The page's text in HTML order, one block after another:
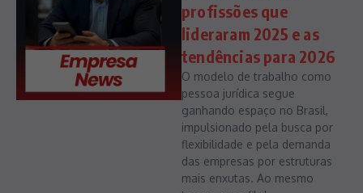
profissões que
lideraram 2025 e as
tendências para 2026
O modelo de trabalho como
pessoa jurídica segue
ganhando espaço no Brasil,
impulsionado pela busca por
flexibilidade e pela demanda
das empresas por estruturas
mais enxutas. Ao mesmo